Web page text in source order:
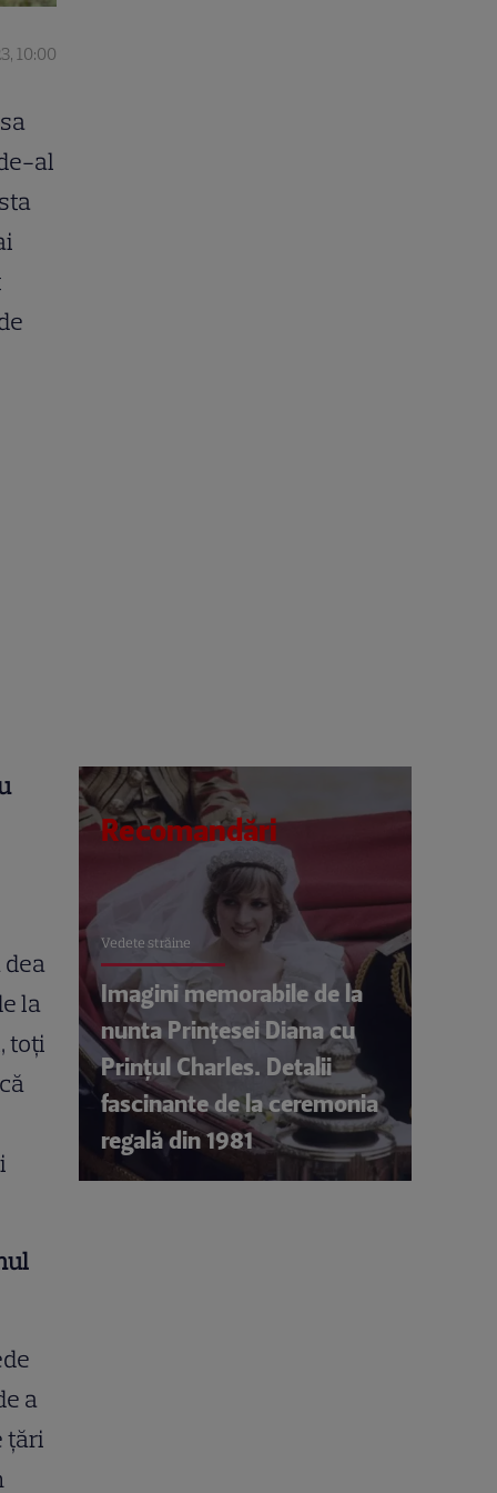
10:00
al
la
toți
a
țări
Recomandări
Vedete străine
Imagini memorabile de la
nunta Prințesei Diana cu
Prințul Charles. Detalii
fascinante de la ceremonia
regală din 1981